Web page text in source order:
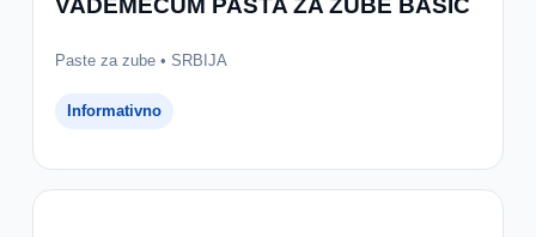
VADEMECUM PASTA ZA ZUBE BASIC
Paste za zube • SRBIJA
Informativno